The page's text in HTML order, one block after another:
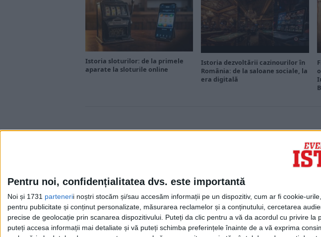
Pentru noi, confidențialitatea dvs. este importantă
Noi și 1731 partenerii noștri stocăm și/sau accesăm informații pe un dispozitiv, cum ar fi cookie-
pentru publicitate și conținut personalizate, măsurarea reclamelor și a conținutului, cercetarea
precise de geolocație prin scanarea dispozitivului. Puteți da clic pentru a vă da acordul cu privire
puteți accesa informații mai detaliate și vă puteți schimba preferințele înainte de a vă exprima
Istoria sloturilor: de la primele
aparate la sloturile online
Istoria dezvoltării cazinourilor în
România: de la saloane sociale, la
era digitală
Cea mai mare revistă de istorie din Europa!.
Media KIT
Evenimentul Zilei
Doctorul Zilei
Infofinanciar
Infoactual
Editura de carte
EVZ Comunicate
Capital Comunicate